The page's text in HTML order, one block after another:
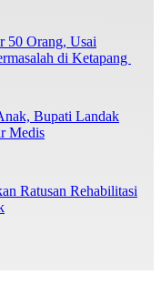
50 Orang, Usai
di Ketapang
Bupati Landak
Medis
Ratusan Rehabilitasi